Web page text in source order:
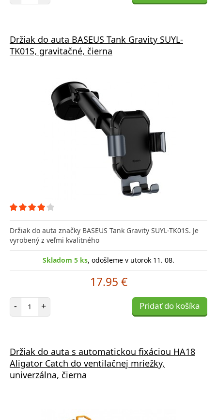
Držiak do auta BASEUS Tank Gravity SUYL-
TK01S, gravitačné, čierna
Držiak do auta značky BASEUS Tank Gravity SUYL-TK01S. Je
vyrobený z veľmi kvalitného
Skladom 5 ks, odošleme v utorok 11. 08.
17.95 €
- Počet položiek
+ Pridať do košíka
Držiak do auta s automatickou fixáciou HA18
Aligator Catch do ventilačnej mriežky,
univerzálna, čierna